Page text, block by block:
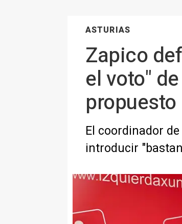
ASTURIAS
Zapico
el voto"
propuesto
El coordinador
introducir